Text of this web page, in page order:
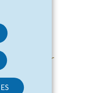
de
soutenir
up et